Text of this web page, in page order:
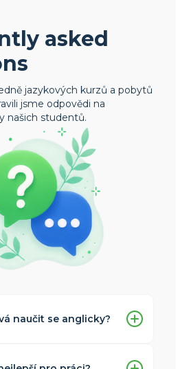
asked
jazykových kurzů a pobytů
jsme odpovědi na
našich studentů.
naučit se anglicky?